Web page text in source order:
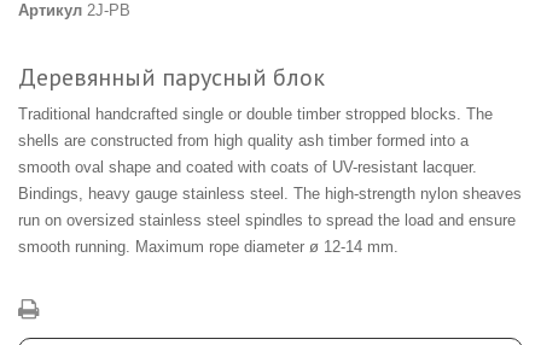
Артикул 2J-PB
Деревянный парусный блок
Traditional handcrafted single or double timber stropped blocks. The
shells are constructed from high quality ash timber formed into a
smooth oval shape and coated with coats of UV-resistant lacquer.
Bindings, heavy gauge stainless steel. The high-strength nylon sheaves
run on oversized stainless steel spindles to spread the load and ensure
smooth running. Maximum rope diameter ø 12-14 mm.